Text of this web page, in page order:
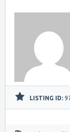
LISTING ID: